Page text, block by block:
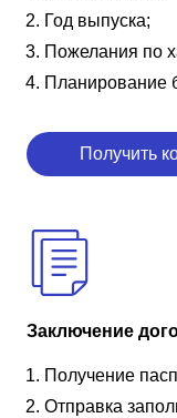
Год выпуска;
Пожелания по
Планирование
Получить
Заключение
Получение
Отправка